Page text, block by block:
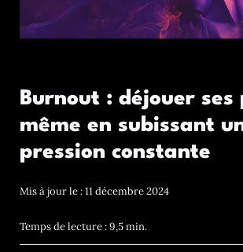
Burnout : déjouer ses
même en subissant
pression constante
Mis à jour le : 11 décembre 2024
Temps de lecture : 9,5 min.